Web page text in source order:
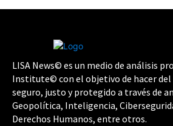
LISA News© es un medio de análisis
Institute© con el objetivo de hacer del
seguro, justo y protegido a través de
Geopolítica, Inteligencia,
Derechos Humanos, entre otros.